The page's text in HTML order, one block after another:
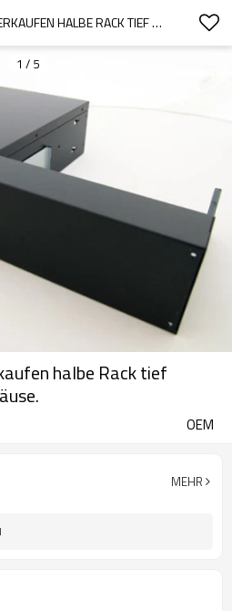
CHINA AM BESTEN VERKAUFEN HALBE RACK TIEF STAPELBAR AUDIO-GEHÄUSE.
1 / 5
halbe Rack tief
OEM
MEHR